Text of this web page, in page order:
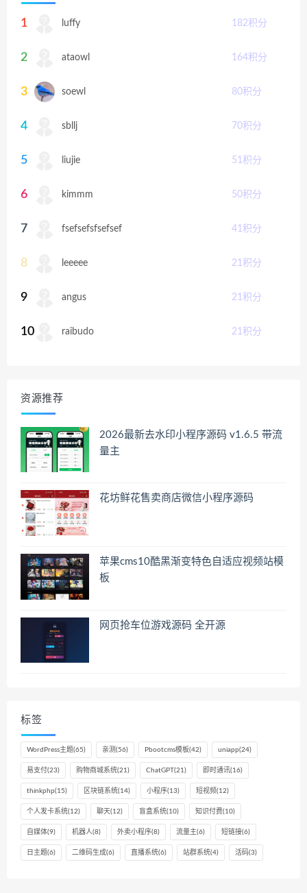
1 luffy 182积分
2 ataowl 164积分
3 soewl 80积分
4 sbllj 70积分
5 liujie 51 积分
6 kimmm 50积分
7 fsefsefsfsefsef 41 积分
8 leeeee 21 积分
9 angus 21 积分
10 raibudo 21 积分
资源推荐
2026最新去水印小程序源码 v1.6.5 带流
量主
花坊鲜花售卖商店微信小程序源码
苹果cms10酷黑渐变特色自适应视频站模
板
网页抢车位游戏源码 全开源
标签
WordPress主题(65) 亲测 (56) Pbootcms模板(42) uniapp(24)
易支付(23) 购物商城系统(21) ChatGPT(21) 即时通讯(16)
thinkphp(15) 区块链系统(14) 小程序(13) 短视频(12)
个人发卡系统(12) 聊天(12) 盲盒系统(10) 知识付费(10)
自媒体(9) 机器人(8) 外卖小程序(8) 流量主(6) 短链接(6)
日主题(6) 二维码生成(6) 直播系统(6) 站群系统(4) 活码(3)